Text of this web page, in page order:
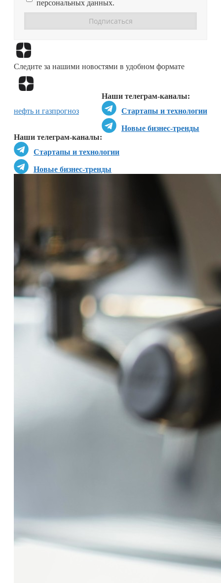
персональных данных.
Следите за нашими новостями в удобном формате
Наши телеграм-каналы:
Стартапы и технологии
Новые бизнес-тренды
Наши телеграм-каналы:
Стартапы и технологии
Новые бизнес-тренды
нефть и газпрогноз